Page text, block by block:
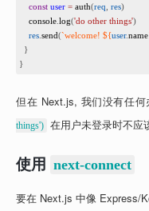
const user = auth(req res)
console log('do other things')
res send(`welcome! ${user.name
  }
}
但在 Next.js, 我们没有任
things') 在用户未登录时不应
使用 next-connect
要在 Next.js 中像 Express/